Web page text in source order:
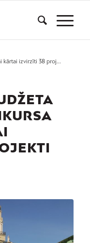
kārtai izvirzīti 38 proj...